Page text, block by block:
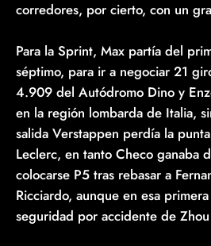
corredores, por cierto, con un
Para la Sprint, Max partía del
séptimo, para ir a negociar 21
4.909 del Autódromo Dino y
en la región lombarda de Italia,
salida Verstappen perdía la
Leclerc, en tanto Checo ganaba
colocarse P5 tras rebasar a
Ricciardo, aunque en esa
seguridad por accidente de